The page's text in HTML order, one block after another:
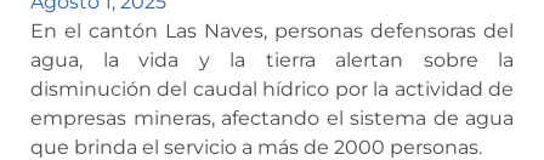
En el cantón Las Naves, personas defensoras del
agua, la vida y la tierra alertan sobre la
disminución del caudal hídrico por la actividad de
empresas mineras, afectando el sistema de agua
que brinda el servicio a más de 2000 personas.